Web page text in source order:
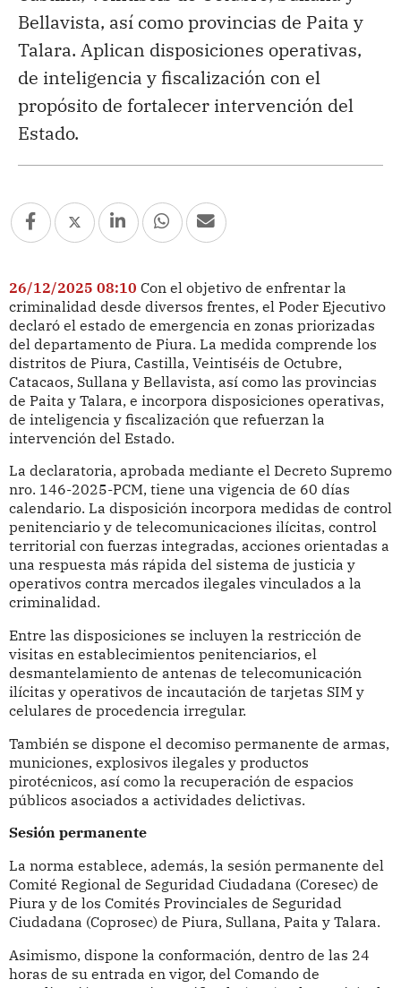
Bellavista, así como provincias de Paita y
Talara. Aplican disposiciones operativas,
de inteligencia y fiscalización con el
propósito de fortalecer intervención del
Estado.
26/12/2025 08:10 Con el objetivo de enfrentar la
criminalidad desde diversos frentes, el Poder Ejecutivo
declaró el estado de emergencia en zonas priorizadas
del departamento de Piura. La medida comprende los
distritos de Piura, Castilla, Veintiséis de Octubre,
Catacaos, Sullana y Bellavista, así como las provincias
de Paita y Talara, e incorpora disposiciones operativas,
de inteligencia y fiscalización que refuerzan la
intervención del Estado.
La declaratoria, aprobada mediante el Decreto Supremo
nro. 146-2025-PCM, tiene una vigencia de 60 días
calendario. La disposición incorpora medidas de control
penitenciario y de telecomunicaciones ilícitas, control
territorial con fuerzas integradas, acciones orientadas a
una respuesta más rápida del sistema de justicia y
operativos contra mercados ilegales vinculados a la
criminalidad.
Entre las disposiciones se incluyen la restricción de
visitas en establecimientos penitenciarios, el
desmantelamiento de antenas de telecomunicación
ilícitas y operativos de incautación de tarjetas SIM y
celulares de procedencia irregular.
También se dispone el decomiso permanente de armas,
municiones, explosivos ilegales y productos
pirotécnicos, así como la recuperación de espacios
públicos asociados a actividades delictivas.
Sesión permanente
La norma establece, además, la sesión permanente del
Comité Regional de Seguridad Ciudadana (Coresec) de
Piura y de los Comités Provinciales de Seguridad
Ciudadana (Coprosec) de Piura, Sullana, Paita y Talara.
Asimismo, dispone la conformación, dentro de las 24
horas de su entrada en vigor, del Comando de